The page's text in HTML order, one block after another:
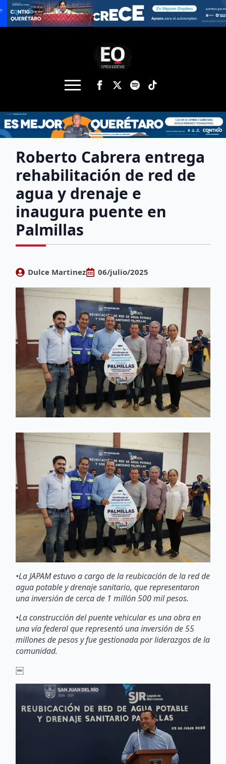
Roberto Cabrera entrega
rehabilitación de red de
agua y drenaje e
inaugura puente en
Palmillas
Dulce Martinez 06/julio/2025
•La JAPAM estuvo a cargo de la reubicación de la red de
agua potable y drenaje sanitario, que representaron
una inversión de cerca de 1 millón 500 mil pesos.
•La construcción del puente vehicular es una obra en
una vía federal que representó una inversión de 55
millones de pesos y fue gestionada por liderazgos de la
comunidad.
￼